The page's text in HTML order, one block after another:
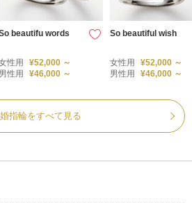
beautifu words
性用
¥52,000 ～
男性用
¥46,000 ～
So beautiful wish
女性用
¥52,000 ～
男性用
¥46,000 ～
指輪をすべて見る